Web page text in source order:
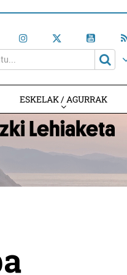
ESKELAK / AGURRAK